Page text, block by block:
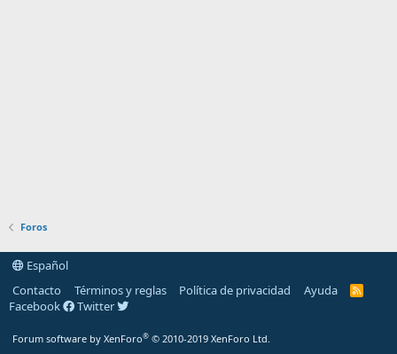
Foros
Español
Contacto
Términos y reglas Política de privacidad Ayuda
R
Facebook Twitter
Forum software by XenForo® © 2010-2019 XenForo Ltd.